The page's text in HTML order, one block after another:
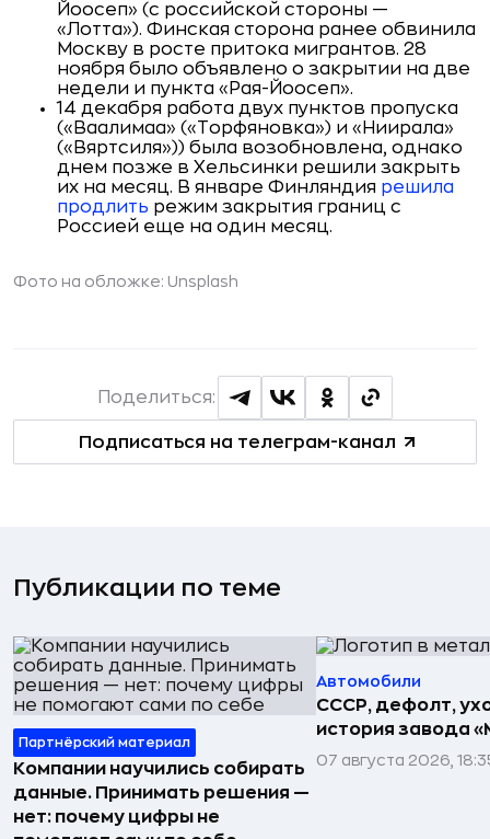
Йоосеп» (с российской стороны —
«Лотта»). Финская сторона ранее обвинила
Москву в росте притока мигрантов. 28
ноября было объявлено о закрытии на две
недели и пункта «Рая-Йоосеп».
14 декабря работа двух пунктов пропуска
(«Ваалимаа» («Торфяновка») и «Ниирала»
(«Вяртсиля»)) была возобновлена, однако
днем позже в Хельсинки решили закрыть
их на месяц. В январе Финляндия решила
продлить режим закрытия границ с
Россией еще на один месяц.
Фото на обложке: Unsplash
Подписаться на телеграм-канал
Поделиться:
Публикации по теме
Партнёрский материал
Компании научились собирать
данные. Принимать решения —
нет: почему цифры не
Автомобили
СССР, дефолт,
история завода
07 августа 2026,